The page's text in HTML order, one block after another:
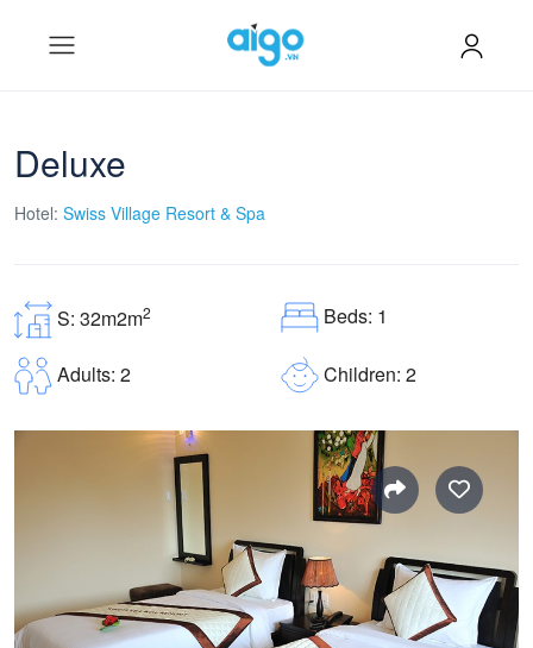
Deluxe
Hotel: Swiss Village Resort & Spa
S: 32m2m2 Beds: 1
Adults: 2 Children: 2